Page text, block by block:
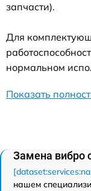
запчасти).
Для
нормальном
Показать
Замена вибро
нашем